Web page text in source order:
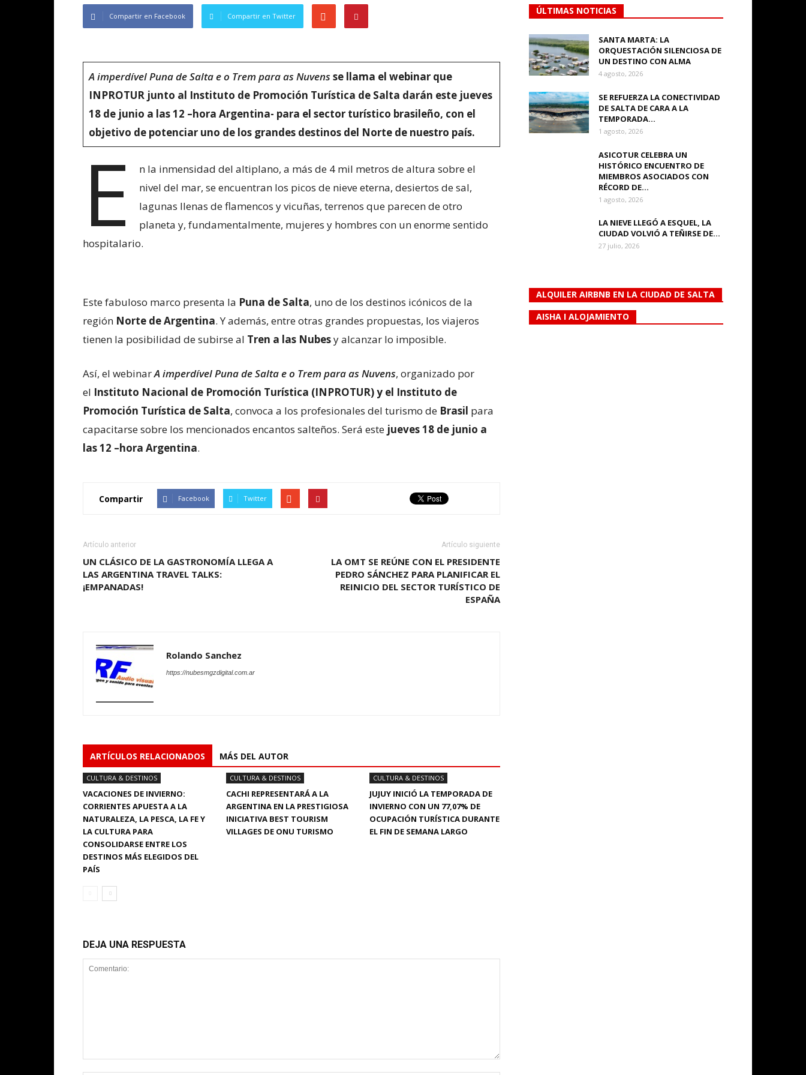
Compartir en Facebook Compartir en Twitter
A imperdível Puna de Salta e o Trem para as Nuvens se llama el webinar que
INPROTUR junto al Instituto de Promoción Turística de Salta darán este jueves
18 de junio a las 12 –hora Argentina- para el sector turístico brasileño, con el
objetivo de potenciar uno de los grandes destinos del Norte de nuestro país.
E
n la inmensidad del altiplano, a más de 4 mil metros de altura sobre el
nivel del mar, se encuentran los picos de nieve eterna, desiertos de sal,
lagunas llenas de flamencos y vicuñas, terrenos que parecen de otro
planeta y, fundamentalmente, mujeres y hombres con un enorme sentido
hospitalario.
Este fabuloso marco presenta la Puna de Salta, uno de los destinos icónicos de la
región Norte de Argentina. Y además, entre otras grandes propuestas, los viajeros
tienen la posibilidad de subirse al Tren a las Nubesy alcanzar lo imposible.
Así, el webinarA imperdível Puna de Salta e o Trem para as Nuvens, organizado por
el Instituto Nacional de Promoción Turística (INPROTUR) y el Instituto de
Promoción Turística de Salta, convoca a los profesionales del turismo de Brasil para
capacitarse sobre los mencionados encantos salteños. Será este jueves 18 de junio a
las 12 –hora Argentina.
Compartir Facebook Twitter
Artículo anterior
UN CLÁSICO DE LA GASTRONOMÍA LLEGA A
LAS ARGENTINA TRAVEL TALKS:
¡EMPANADAS!
Artículo siguiente
LA OMT SE REÚNE CON EL PRESIDENTE
PEDRO SÁNCHEZ PARA PLANIFICAR EL
REINICIO DEL SECTOR TURÍSTICO DE
ESPAÑA
Rolando Sanchez
https://nubesmgzdigital.com.ar
ARTÍCULOS RELACIONADOS MÁS DEL AUTOR
CULTURA & DESTINOS
VACACIONES DE INVIERNO:
CORRIENTES APUESTA A LA
NATURALEZA, LA PESCA, LA FE Y
LA CULTURA PARA
CONSOLIDARSE ENTRE LOS
DESTINOS MÁS ELEGIDOS DEL
PAÍS
CULTURA & DESTINOS
CACHI REPRESENTARÁ A LA
ARGENTINA EN LA PRESTIGIOSA
INICIATIVA BEST TOURISM
VILLAGES DE ONU TURISMO
CULTURA & DESTINOS
JUJUY INICIÓ LA TEMPORADA DE
INVIERNO CON UN 77,07% DE
OCUPACIÓN TURÍSTICA DURANTE
EL FIN DE SEMANA LARGO
DEJA UNA RESPUESTA
ÚLTIMAS NOTICIAS
SANTA MARTA: LA
ORQUESTACIÓN SILENCIOSA DE
UN DESTINO CON ALMA
4 agosto, 2026
SE REFUERZA LA CONECTIVIDAD
DE SALTA DE CARA A LA
TEMPORADA...
1 agosto, 2026
ASICOTUR CELEBRA UN
HISTÓRICO ENCUENTRO DE
MIEMBROS ASOCIADOS CON
RÉCORD DE...
1 agosto, 2026
LA NIEVE LLEGÓ A ESQUEL, LA
CIUDAD VOLVIÓ A TEÑIRSE DE...
27 julio, 2026
ALQUILER AIRBNB EN LA CIUDAD DE SALTA
AISHA I ALOJAMIENTO